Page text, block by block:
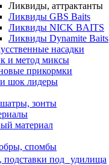
Ликвиды, аттрактанты
Ликвиды GBS Baits
Ликвиды NICK BAITS
Ликвиды Dynamite Baits
насадки
и метод миксы
прикормки
шок лидеры
зонты
материал
спомбы
подставки под удилища